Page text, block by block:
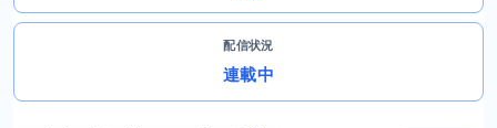
配信状況
連載中